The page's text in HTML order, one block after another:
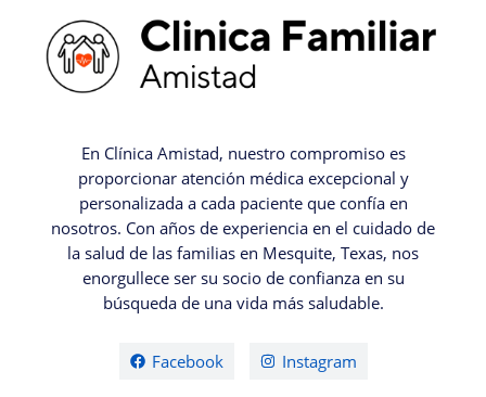
En Clínica Amistad, nuestro compromiso es
proporcionar atención médica excepcional y
personalizada a cada paciente que confía en
nosotros. Con años de experiencia en el cuidado de
la salud de las familias en Mesquite, Texas, nos
enorgullece ser su socio de confianza en su
búsqueda de una vida más saludable.
Facebook Instagram